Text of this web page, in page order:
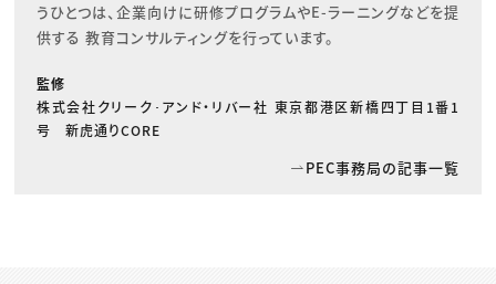
うひとつは、企業向けに研修プログラムやE-ラーニングなどを提
供する 教育コンサルティングを行っています。
監修
株式会社クリーク･アンド・リバー社 東京都港区新橋四丁目1番1
号 新虎通りCORE
PEC事務局の記事一覧